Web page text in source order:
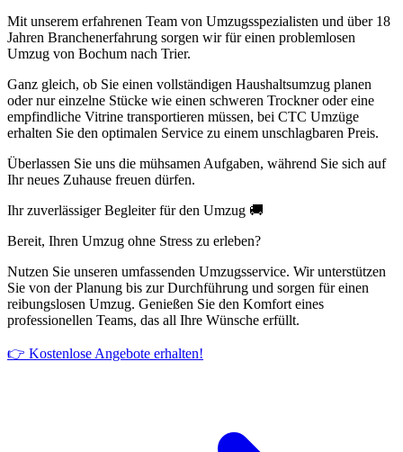
Mit unserem erfahrenen Team von Umzugsspezialisten und über 18
Jahren Branchenerfahrung sorgen wir für einen problemlosen
Umzug von Bochum nach Trier.
Ganz gleich, ob Sie einen vollständigen Haushaltsumzug planen
oder nur einzelne Stücke wie einen schweren Trockner oder eine
empfindliche Vitrine transportieren müssen, bei CTC Umzüge
erhalten Sie den optimalen Service zu einem unschlagbaren Preis.
Überlassen Sie uns die mühsamen Aufgaben, während Sie sich auf
Ihr neues Zuhause freuen dürfen.
Ihr zuverlässiger Begleiter für den Umzug 🚚
Bereit, Ihren Umzug ohne Stress zu erleben?
Nutzen Sie unseren umfassenden Umzugsservice. Wir unterstützen
Sie von der Planung bis zur Durchführung und sorgen für einen
reibungslosen Umzug. Genießen Sie den Komfort eines
professionellen Teams, das all Ihre Wünsche erfüllt.
👉 Kostenlose Angebote erhalten!